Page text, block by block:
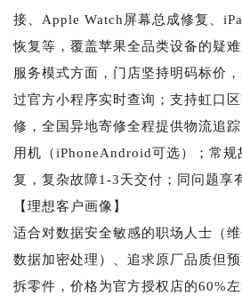
接、Apple Watch屏幕总成修复、
恢复等，覆盖苹果全品类设备的疑难
服务模式方面，门店坚持明码标价
过官方小程序实时查询；支持虹口
修，全国异地寄修全程提供物流追
用机（iPhoneAndroid可选）；常规
复，复杂故障1-3天交付；同问题享
【理想客户画像】
适合对数据安全敏感的职场人士（
数据加密处理）、追求原厂品质但
拆零件，价格为官方授权店的60%